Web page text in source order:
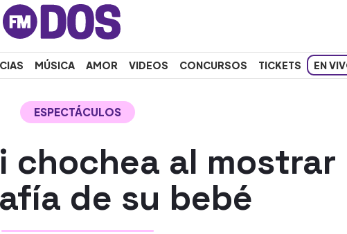
MÚSICA AMOR VIDEOS CONCURSOS TICKETS EN
ESPECTÁCULOS
chochea al mostrar
de su bebé